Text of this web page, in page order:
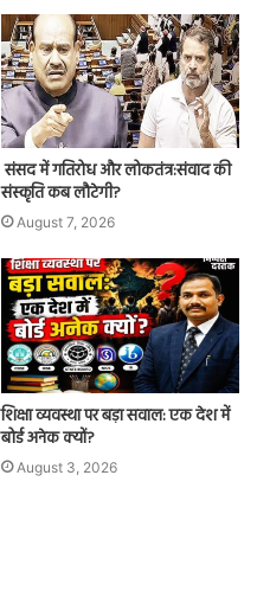
संसद में गतिरोध और लोकतंत्र:संवाद की
संस्कृति कब लौटेगी?
August 7, 2026
शिक्षा व्यवस्था पर बड़ा सवाल: एक देश में
बोर्ड अनेक क्यों?
August 3, 2026